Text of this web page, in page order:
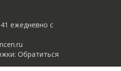
ежедневно с
Обратиться